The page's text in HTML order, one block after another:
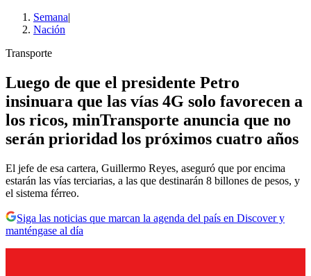
Semana|
Nación
Transporte
Luego de que el presidente Petro
insinuara que las vías 4G solo favorecen a
los ricos, minTransporte anuncia que no
serán prioridad los próximos cuatro años
El jefe de esa cartera, Guillermo Reyes, aseguró que por encima
estarán las vías terciarias, a las que destinarán 8 billones de pesos, y
el sistema férreo.
Siga las noticias que marcan la agenda del país en Discover y
manténgase al día